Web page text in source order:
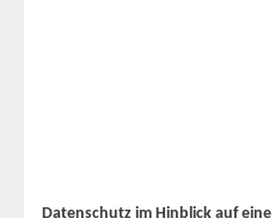
Datenschutz im Hinblick auf